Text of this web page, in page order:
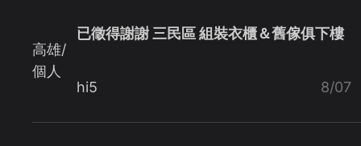
高雄/
個人
已徵得謝謝 三民區 組裝衣櫃＆舊傢俱下樓
hi5 8/07